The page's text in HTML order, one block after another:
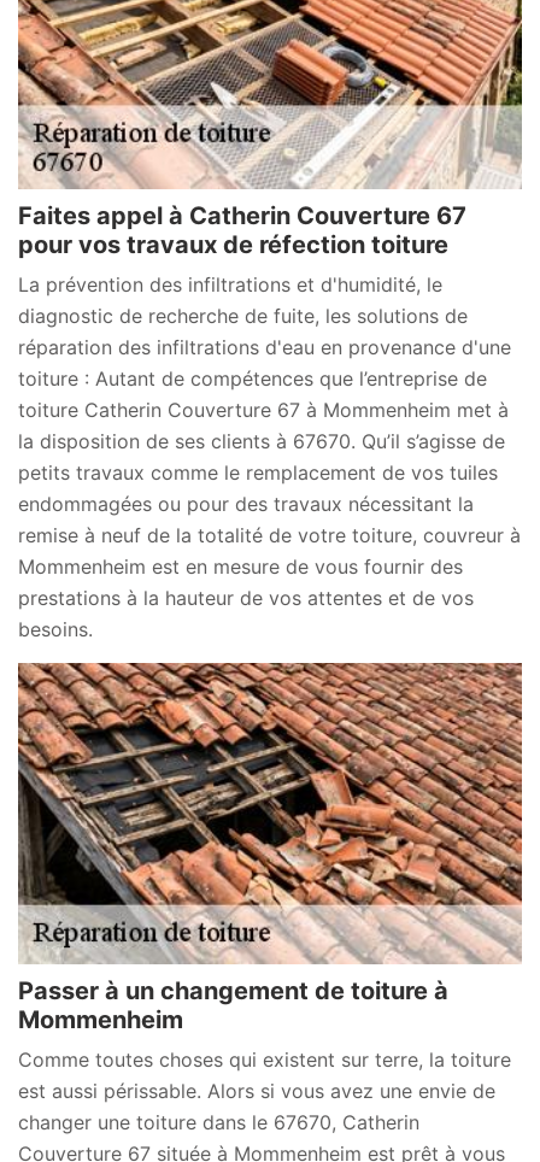
Faites appel à Catherin Couverture 67
pour vos travaux de réfection toiture
La prévention des infiltrations et d'humidité, le
diagnostic de recherche de fuite, les solutions de
réparation des infiltrations d'eau en provenance d'une
toiture : Autant de compétences que l’entreprise de
toiture Catherin Couverture 67 à Mommenheim met à
la disposition de ses clients à 67670. Qu’il s’agisse de
petits travaux comme le remplacement de vos tuiles
endommagées ou pour des travaux nécessitant la
remise à neuf de la totalité de votre toiture, couvreur à
Mommenheim est en mesure de vous fournir des
prestations à la hauteur de vos attentes et de vos
besoins.
Passer à un changement de toiture à
Mommenheim
Comme toutes choses qui existent sur terre, la toiture
est aussi périssable. Alors si vous avez une envie de
changer une toiture dans le 67670, Catherin
Couverture 67 située à Mommenheim est prêt à vous